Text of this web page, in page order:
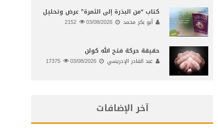
كتاب “من البذرة إلى الثمرة” عرض وتحليل
أبو بكر محمد 03/08/2026
حقيقة حركة فتح الله كولن
عبد القادر الإدريسي 03/08/2026
آخر الإضافات